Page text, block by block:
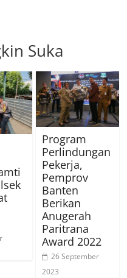
Suka
Program
Perlindungan
Pekerja,
Pemprov
Banten
Berikan
Anugerah
Paritrana
Award 2022
26 September
2023